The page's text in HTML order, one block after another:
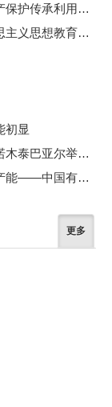
在习近平文化思想引领下文化和自然遗产保护传承利用工作开创新局面
伟大征程丨延安整风：一次深刻的马克思主义思想教育运动
初显
中铝集团董事长段向东与蒙古国副总理诺木泰巴亚尔举行会谈
锻造无愧时代无愧使命的世界一流新质产能——中国有色金属工业的战略应对与破局之道（二）
更多